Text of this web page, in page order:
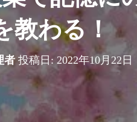
教わる！
者投稿日:2022年10月22日